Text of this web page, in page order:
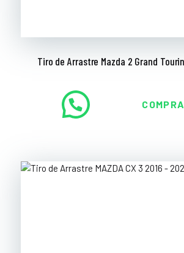
Tiro de Arrastre Mazda 2 Grand